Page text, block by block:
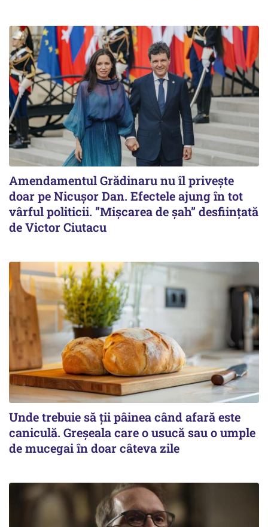
Amendamentul Grădinaru nu îl privește
doar pe Nicușor Dan. Efectele ajung în tot
vârful politicii. ”Mișcarea de șah” desființată
de Victor Ciutacu
Unde trebuie să ții pâinea când afară este
caniculă. Greșeala care o usucă sau o umple
de mucegai în doar câteva zile